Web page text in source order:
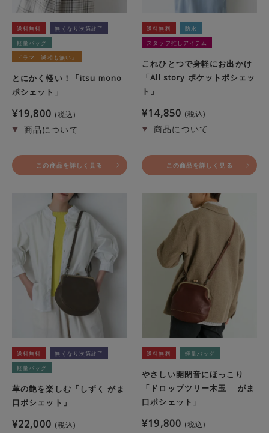
送料無料
無くなり次第終了
軽量バッグ
ドラマ「滅相も無い」
とにかく軽い！「itsu mono
ポシェット」
¥19,800 税込
この商品を詳しく見る
送料無料
防水
スタッフ推しアイテム
これひとつで身軽にお出かけ
「All story ポケットポシェッ
ト」
¥14,850 税込
この商品を詳しく見る
送料無料
無くなり次第終了
軽量バッグ
革の艶を楽しむ「しずく がま
口ポシェット」
¥22,000 税込
送料無料 軽量バッグ
やさしい開閉音にほっこり
「ドロップツリー木玉 がま
口ポシェット」
¥19,800 税込